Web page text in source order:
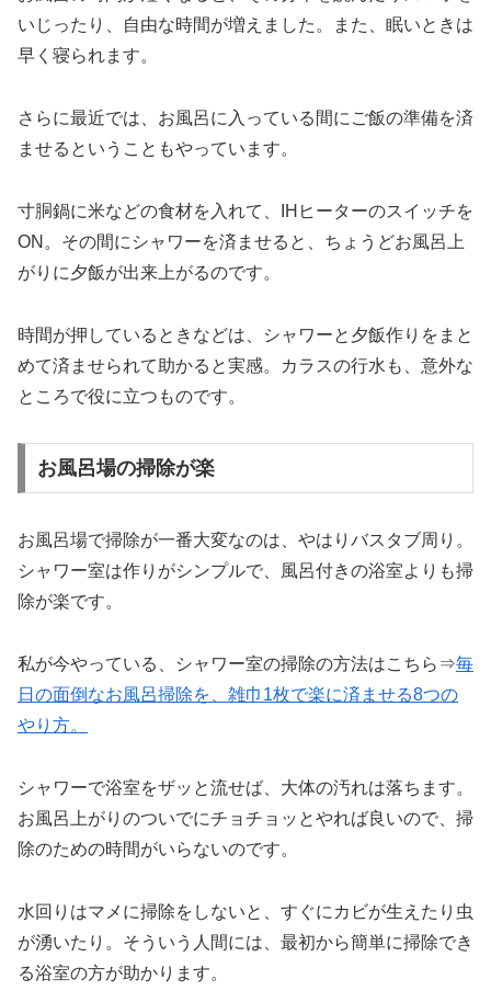
いじったり、自由な時間が増えました。また、眠いときは
早く寝られます。
さらに最近では、お風呂に入っている間にご飯の準備を済
ませるということもやっています。
寸胴鍋に米などの食材を入れて、IHヒーターのスイッチを
ON。その間にシャワーを済ませると、ちょうどお風呂上
がりに夕飯が出来上がるのです。
時間が押しているときなどは、シャワーと夕飯作りをまと
めて済ませられて助かると実感。カラスの行水も、意外な
ところで役に立つものです。
お風呂場の掃除が楽
お風呂場で掃除が一番大変なのは、やはりバスタブ周り。
シャワー室は作りがシンプルで、風呂付きの浴室よりも掃
除が楽です。
私が今やっている、シャワー室の掃除の方法はこちら⇒毎
日の面倒なお風呂掃除を、雑巾1枚で楽に済ませる8つの
やり方。
シャワーで浴室をザッと流せば、大体の汚れは落ちます。
お風呂上がりのついでにチョチョッとやれば良いので、掃
除のための時間がいらないのです。
水回りはマメに掃除をしないと、すぐにカビが生えたり虫
が湧いたり。 そういう人間には、最初から簡単に掃除でき
る浴室の方が助かります。